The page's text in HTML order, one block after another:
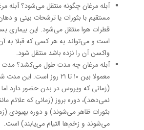
آبله مرغان چگونه منتقل می‌شود؟ آبله
مستقیم با بثورات یا ترشحات بینی و
قطرات هوا منتقل می‌شود. این بیماری
است و می‌تواند به هر کسی که قبلا به
واکسن آن را نزده باشد منتقل شود.
آبله مرغان چه مدت طول می‌کشد؟ مدت
معمولا بین ۱۰ تا ۲۱ روز است.
(زمانی که ویروس در بدن حضور دارد
نمی‌دهد)، دوره بروز (زمانی که علائم
بثورات ظاهر می‌شوند) و دوره بهبودی
می‌شوند و زخم‌ها التیام می‌یابند) است.